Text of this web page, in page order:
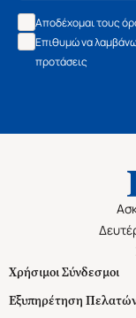
Αποδέχομαι τους
Επιθυμώ να
προτάσεις
Χρήσιμοι Σύνδεσμοι
Εξυπηρέτηση